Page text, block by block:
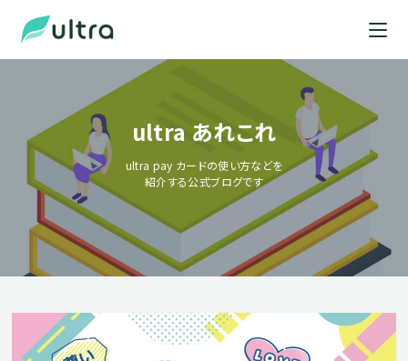
ultra あれこれ
ultra pay カードの使い方などを
紹介する公式ブログです